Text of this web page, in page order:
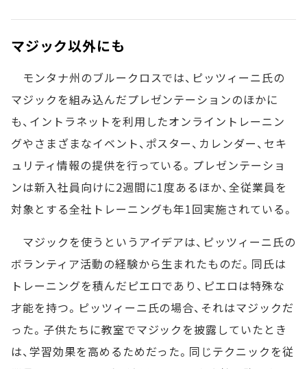
マジック以外にも
モンタナ州のブルークロスでは、ピッツィーニ氏の
マジックを組み込んだプレゼンテーションのほかに
も、イントラネットを利用したオンライントレーニン
グやさまざまなイベント、ポスター、カレンダー、セキ
ュリティ情報の提供を行っている。プレゼンテーショ
ンは新入社員向けに2週間に1度あるほか、全従業員を
対象とする全社トレーニングも年1回実施されている。
マジックを使うというアイデアは、ピッツィーニ氏の
ボランティア活動の経験から生まれたものだ。同氏は
トレーニングを積んだピエロであり、ピエロは特殊な
才能を持つ。ピッツィーニ氏の場合、それはマジックだ
った。子供たちに教室でマジックを披露していたとき
は、学習効果を高めるためだった。同じテクニックを従